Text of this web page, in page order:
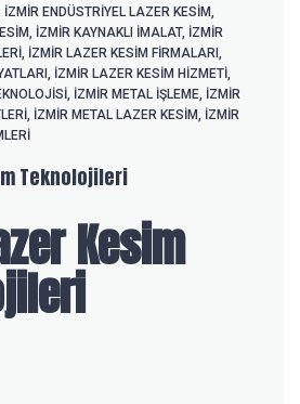
İZMİR ENDÜSTRIYEL LAZER KESIM
İZMİR KAYNAKLI IMALAT, İZMİR
İZMİR LAZER KESIM FIRMALARI
İZMİR LAZER KESIM HIZMETI
İZMİR METAL IŞLEME İZMİR
İZMİR METAL LAZER KESIM İZMİR
Teknolojileri
Kesim